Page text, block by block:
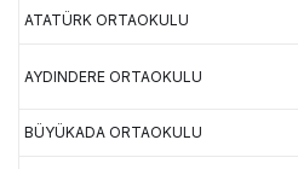
ATATÜRK ORTAOKULU
AYDINDERE ORTAOKULU
BÜYÜKADA ORTAOKULU